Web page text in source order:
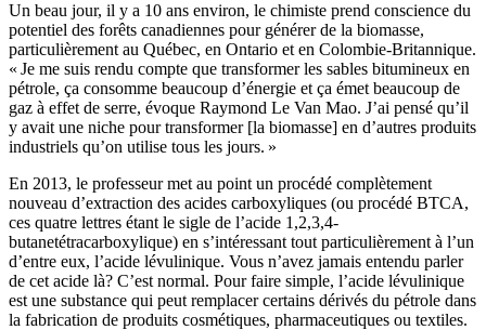
Un beau jour, il y a 10 ans environ, le chimiste prend conscience du
potentiel des forêts canadiennes pour générer de la biomasse,
particulièrement au Québec, en Ontario et en Colombie-Britannique.
« Je me suis rendu compte que transformer les sables bitumineux en
pétrole, ça consomme beaucoup d’énergie et ça émet beaucoup de
gaz à effet de serre, évoque Raymond Le Van Mao. J’ai pensé qu’il
y avait une niche pour transformer [la biomasse] en d’autres produits
industriels qu’on utilise tous les jours. »
En 2013, le professeur met au point un procédé complètement
nouveau d’extraction des acides carboxyliques (ou procédé BTCA,
ces quatre lettres étant le sigle de l’acide 1,2,3,4-
butanetétracarboxylique) en s’intéressant tout particulièrement à l’un
d’entre eux, l’acide lévulinique. Vous n’avez jamais entendu parler
de cet acide là? C’est normal. Pour faire simple, l’acide lévulinique
est une substance qui peut remplacer certains dérivés du pétrole dans
la fabrication de produits cosmétiques, pharmaceutiques ou textiles.